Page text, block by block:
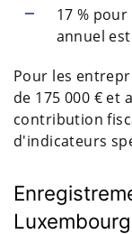
17 %
annuel
Pour les
de 175 000 € et
contribution
d'indicateurs